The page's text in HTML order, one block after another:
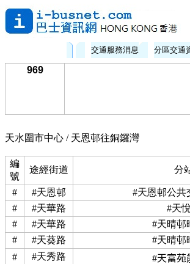
交通服務消息 分區交通
969
天水圍市中心 / 天恩邨往銅鑼灣
編
號
途經街道 分
# #天恩邨
#天恩邨公共
#
#天華路
#天
#
#天華路
#天晴邨
#
#天葵路
#天晴邨
#
#天秀路
#天富苑